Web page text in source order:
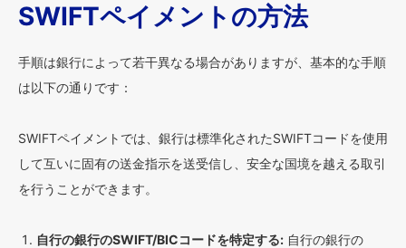
SWIFTペイメントの方法
手順は銀行によって若干異なる場合がありますが、基本的な手順
は以下の通りです：
SWIFTペイメントでは、銀行は標準化されたSWIFTコードを使用
して互いに固有の送金指示を送受信し、安全な国境を越える取引
を行うことができます。
自行の銀行のSWIFT/BICコードを特定する: 自行の銀行の